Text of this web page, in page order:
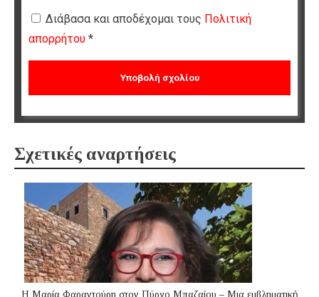
Διάβασα και αποδέχομαι τους Πολιτική
απορρήτου *
Σχετικές αναρτήσεις
Η Μαρία Φαραντούρη στον Πύργο Μπαζαίου – Μια εμβληματική